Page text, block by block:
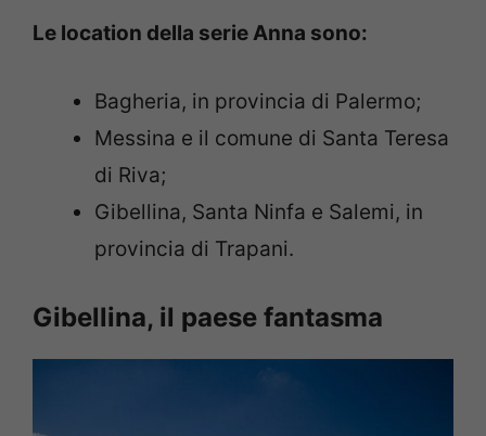
Le location della serie Anna sono:
Bagheria, in provincia di Palermo;
Messina e il comune di Santa Teresa
di Riva;
Gibellina, Santa Ninfa e Salemi, in
provincia di Trapani.
Gibellina, il paese fantasma